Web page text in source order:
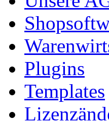
Plugins
Templates